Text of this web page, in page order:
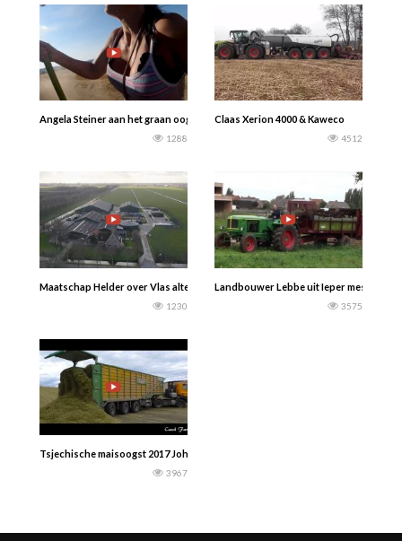
Angela Steiner aan het graan oogsten met een Claas Lexion 750
1288
Claas Xerion 4000 & Kaweco
4512
Maatschap Helder over Vlas alternatief-kalk in de boxen. ‘‘Met kalk merken
1230
Landbouwer Lebbe uit Ieper mest
3575
Tsjechische maisoogst 2017 John Deere 8800i, 3x Tatra Phoenix Agro + Joskin
3967